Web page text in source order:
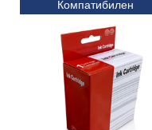
Компатибилен